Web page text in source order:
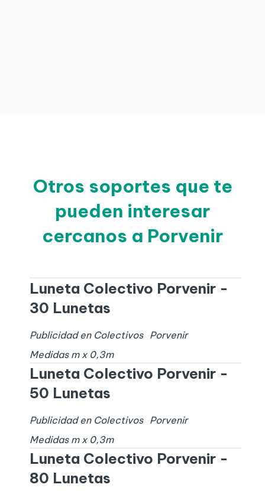
Otros soportes que te
pueden interesar
cercanos a Porvenir
Luneta Colectivo Porvenir -
30 Lunetas
Publicidad en Colectivos
Porvenir
Medidas m x 0,3m
Luneta Colectivo Porvenir -
50 Lunetas
Publicidad en Colectivos
Porvenir
Medidas m x 0,3m
Luneta Colectivo Porvenir -
80 Lunetas